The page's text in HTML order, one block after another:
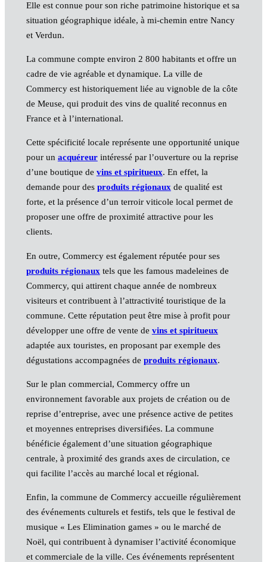
Elle est connue pour son riche patrimoine historique et sa
situation géographique idéale, à mi-chemin entre Nancy
et Verdun.
La commune compte environ 2 800 habitants et offre un
cadre de vie agréable et dynamique. La ville de
Commercy est historiquement liée au vignoble de la côte
de Meuse, qui produit des vins de qualité reconnus en
France et à l’international.
Cette spécificité locale représente une opportunité unique
pour un acquéreurintéressé par l’ouverture ou la reprise
d’une boutique de vins et spiritueux. En effet, la
demande pour des produits régionauxde qualité est
forte, et la présence d’un terroir viticole local permet de
proposer une offre de proximité attractive pour les
clients.
En outre, Commercy est également réputée pour ses
produits régionaux tels que les famous madeleines de
Commercy, qui attirent chaque année de nombreux
visiteurs et contribuent à l’attractivité touristique de la
commune. Cette réputation peut être mise à profit pour
développer une offre de vente de vins et spiritueux
adaptée aux touristes, en proposant par exemple des
dégustations accompagnées de produits régionaux.
Sur le plan commercial, Commercy offre un
environnement favorable aux projets de création ou de
reprise d’entreprise, avec une présence active de petites
et moyennes entreprises diversifiées. La commune
bénéficie également d’une situation géographique
centrale, à proximité des grands axes de circulation, ce
qui facilite l’accès au marché local et régional.
Enfin, la commune de Commercy accueille régulièrement
des événements culturels et festifs, tels que le festival de
musique « Les Elimination games » ou le marché de
Noël, qui contribuent à dynamiser l’activité économique
et commerciale de la ville. Ces événements représentent